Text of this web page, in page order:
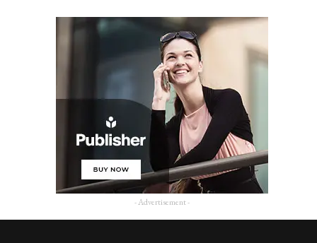
- Advertisement -